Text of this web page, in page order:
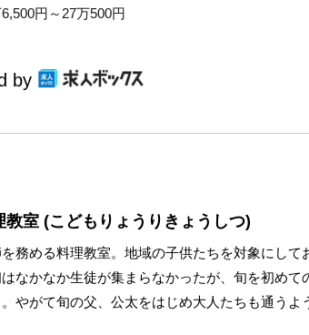
円～27万500円
by
教室 (こどもりょうりきょうしつ)
務める料理教室。地域の子供たちを対象にし
なかなか生徒が集まらなかったが、旬を初め
やがて旬の父、公太をはじめ大人たちも通う